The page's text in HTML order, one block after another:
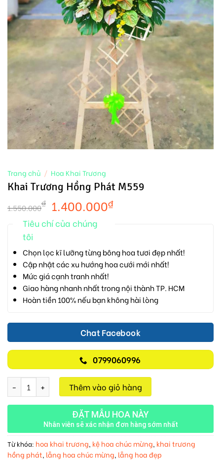
Trang chủ / Hoa Khai Trương
Khai Trương Hồng Phát M559
1.550.000₫ 1.400.000₫
Tiêu chí của chúng
tôi
Chọn lọc kĩ lưỡng từng bông hoa tươi đẹp nhất!
Cập nhật các xu hướng hoa cưới mới nhất!
Mức giá cạnh tranh nhất!
Giao hàng nhanh nhất trong nội thành TP. HCM
Hoàn tiền 100% nếu bạn không hài lòng
Chat Facebook
0799060996
Khai Trương Hồng Phát M559 số lượng
Thêm vào giỏ hàng
ĐẶT MẪU HOA NÀY
Nhân viên sẽ xác nhận đơn hàng sớm nhất
Từ khóa: hoa khai trương, kệ hoa chúc mừng, khai trương
hồng phát, lẵng hoa chúc mừng, lẵng hoa đẹp